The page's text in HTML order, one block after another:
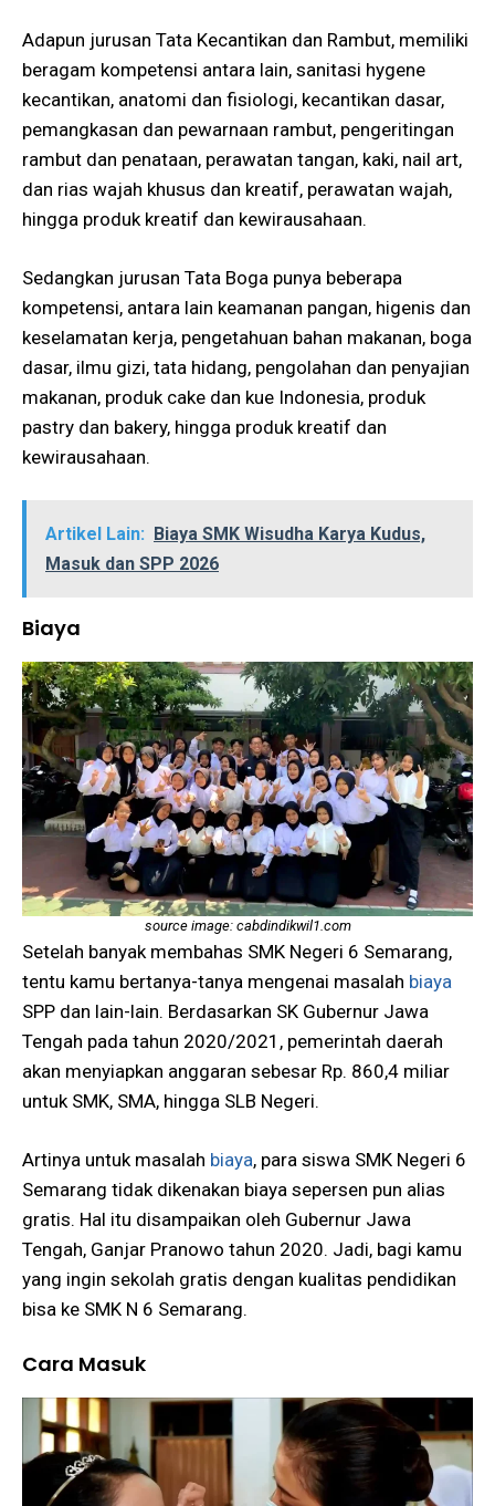
Adapun jurusan Tata Kecantikan dan Rambut, memiliki
beragam kompetensi antara lain, sanitasi hygene
kecantikan, anatomi dan fisiologi, kecantikan dasar,
pemangkasan dan pewarnaan rambut, pengeritingan
rambut dan penataan, perawatan tangan, kaki, nail art,
dan rias wajah khusus dan kreatif, perawatan wajah,
hingga produk kreatif dan kewirausahaan.
Sedangkan jurusan Tata Boga punya beberapa
kompetensi, antara lain keamanan pangan, higenis dan
keselamatan kerja, pengetahuan bahan makanan, boga
dasar, ilmu gizi, tata hidang, pengolahan dan penyajian
makanan, produk cake dan kue Indonesia, produk
pastry dan bakery, hingga produk kreatif dan
kewirausahaan.
Artikel Lain: Biaya SMK Wisudha Karya Kudus,
Masuk dan SPP 2026
Biaya
source image: cabdindikwil1.com
Setelah banyak membahas SMK Negeri 6 Semarang,
tentu kamu bertanya-tanya mengenai masalah biaya
SPP dan lain-lain. Berdasarkan SK Gubernur Jawa
Tengah pada tahun 2020/2021, pemerintah daerah
akan menyiapkan anggaran sebesar Rp. 860,4 miliar
untuk SMK, SMA, hingga SLB Negeri.
Artinya untuk masalah biaya, para siswa SMK Negeri 6
Semarang tidak dikenakan biaya sepersen pun alias
gratis. Hal itu disampaikan oleh Gubernur Jawa
Tengah, Ganjar Pranowo tahun 2020. Jadi, bagi kamu
yang ingin sekolah gratis dengan kualitas pendidikan
bisa ke SMK N 6 Semarang.
Cara Masuk